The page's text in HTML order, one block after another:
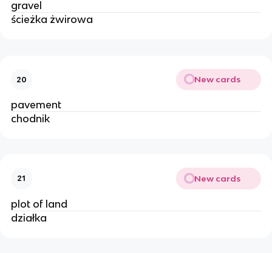
gravel
ścieżka żwirowa
20 New cards
pavement
chodnik
21 New cards
plot of land
działka